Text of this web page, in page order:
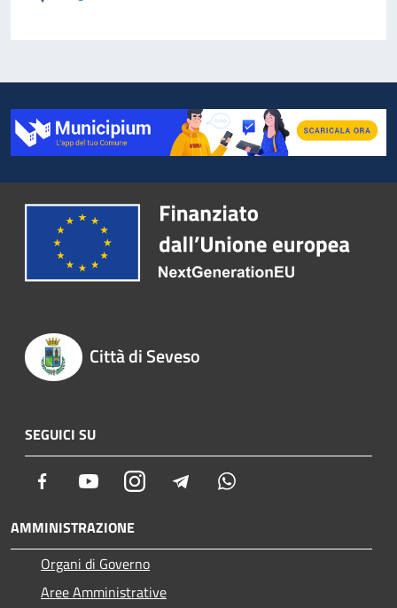
Città di Seveso
SEGUICI SU
Facebook YoutubeInstagram Telegram
AMMINISTRAZIONE
Organi di Governo
Aree Amministrative